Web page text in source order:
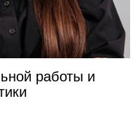
работы и